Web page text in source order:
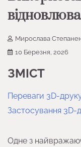
Мирослава
10 Березня, 2026
ЗМІСТ
Переваги 3D-
Застосування 3D-
Одне з